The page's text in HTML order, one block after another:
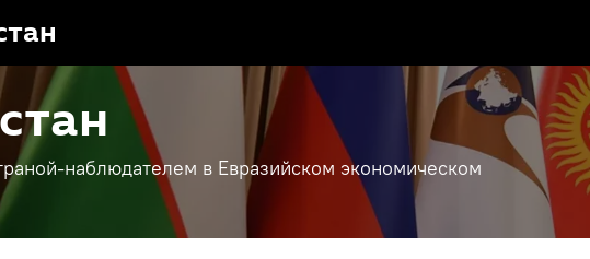
наблюдателем в Евразийском экономическом